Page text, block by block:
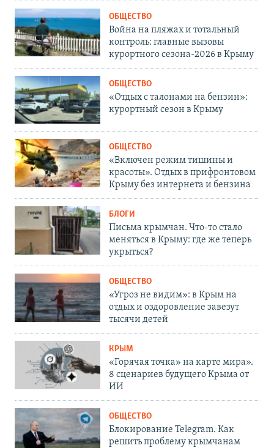
ОБЩЕСТВО
Война на пляжах и тотальный
контроль: главные вызовы
курортного сезона-2026 в Крыму
ОБЩЕСТВО
«Отдых с талонами на бензин»:
курортный сезон в Крыму
ОБЩЕСТВО
«Включен режим тишины и
красоты». Отдых в прифронтовом
Крыму без интернета и бензина
БЛОГИ
Письма крымчан. Что-то стало
меняться в Крыму: где же теперь
укрыться?
ОБЩЕСТВО
«Угроз не видим»: в Крым на
отдых и оздоровление завезут
тысячи детей
КРЫМ
«Горячая точка» на карте мира».
8 сценариев будущего Крыма от
ИИ
ОБЩЕСТВО
Блокирование Telegram. Как
решить проблему крымчанам